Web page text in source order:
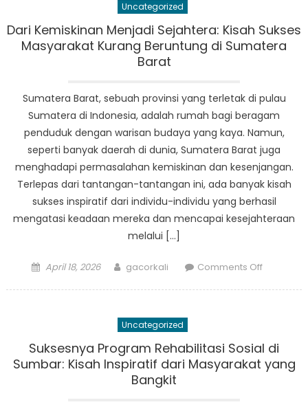
Sumbar
Uncategorized
Dari Kemiskinan Menjadi Sejahtera: Kisah Sukses
Masyarakat Kurang Beruntung di Sumatera
Barat
Sumatera Barat, sebuah provinsi yang terletak di pulau
Sumatera di Indonesia, adalah rumah bagi beragam
penduduk dengan warisan budaya yang kaya. Namun,
seperti banyak daerah di dunia, Sumatera Barat juga
menghadapi permasalahan kemiskinan dan kesenjangan.
Terlepas dari tantangan-tantangan ini, ada banyak kisah
sukses inspiratif dari individu-individu yang berhasil
mengatasi keadaan mereka dan mencapai kesejahteraan
melalui […]
Posted
April 18, 2026 Author
gacorkali Comments Offon
Kisah
Sukses
Uncategorized
Suksesnya Program Rehabilitasi Sosial di
Sumbar: Kisah Inspiratif dari Masyarakat yang
Bangkit